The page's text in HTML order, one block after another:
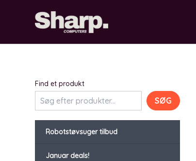
Find et produkt
SØG
Robotstøvsuger tilbud
Januar deals!